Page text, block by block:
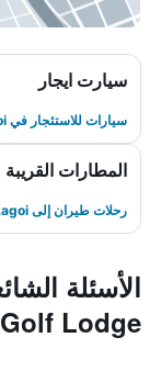
سيارت ايجار
سيارات للاستئجار في Lagoi
المطارات القريبة
رحلات طيران إلى Lagoi
Golf Lodge